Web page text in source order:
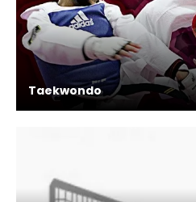
Taekwondo